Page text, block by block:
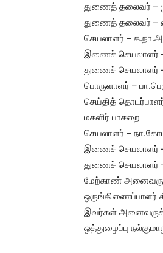
துணைத் தலைவர் –
துணைத் தலைவர் –
செயலாளர் –
இணைச் செயலாளர் –
துணைச் செயலாளர்
பொருளாளர் –
செய்தித்
மகளிர் பாசறை
செயலாளர் –
இணைச் செயலாளர் –
துணைச் செயலாளர்
மேற்காண் அனைவரும்
ஒருங்கிணைப்பாளர்
இவர்கள்
ஒத்துழைப்பு